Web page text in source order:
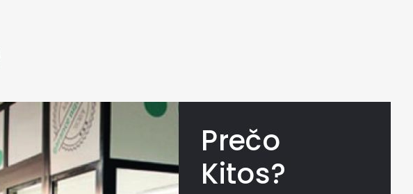
Prečo
Kitos?